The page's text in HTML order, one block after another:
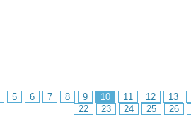
5 6 7 8 9 10 11 12
13
22
23 24 25 26